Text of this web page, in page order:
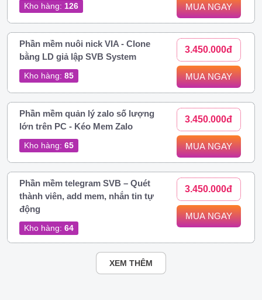
Kho hàng: 126 MUA NGAY
Phần mềm nuôi nick VIA - Clone
bằng LD giả lập SVB System
Kho hàng: 85
3.450.000đ
MUA NGAY
Phần mềm quản lý zalo số lượng
lớn trên PC - Kéo Mem Zalo
Kho hàng: 65
3.450.000đ
MUA NGAY
Phần mềm telegram SVB – Quét
thành viên, add mem, nhắn tin tự
động
Kho hàng: 64
3.450.000đ
MUA NGAY
XEM THÊM